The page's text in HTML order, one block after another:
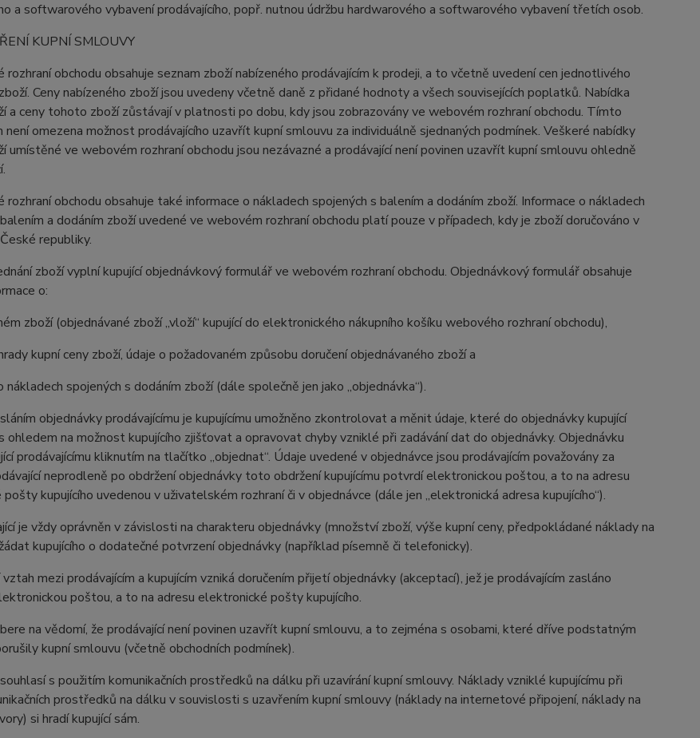
a softwarového vybavení prodávajícího, popř. nutnou údržbu hardwarového a softwarového vybavení třetích osob.
KUPNÍ SMLOUVY
rozhraní obchodu obsahuje seznam zboží nabízeného prodávajícím k prodeji, a to včetně uvedení cen jednotlivého
Ceny nabízeného zboží jsou uvedeny včetně daně z přidané hodnoty a všech souvisejících poplatků. Nabídka
a ceny tohoto zboží zůstávají v platnosti po dobu, kdy jsou zobrazovány ve webovém rozhraní obchodu. Tímto
není omezena možnost prodávajícího uzavřít kupní smlouvu za individuálně sjednaných podmínek. Veškeré nabídky
umístěné ve webovém rozhraní obchodu jsou nezávazné a prodávající není povinen uzavřít kupní smlouvu ohledně
rozhraní obchodu obsahuje také informace o nákladech spojených s balením a dodáním zboží. Informace o nákladech
a dodáním zboží uvedené ve webovém rozhraní obchodu platí pouze v případech, kdy je zboží doručováno v
republiky.
zboží vyplní kupující objednávkový formulář ve webovém rozhraní obchodu. Objednávkový formulář obsahuje
o:
zboží (objednávané zboží „vloží“ kupující do elektronického nákupního košíku webového rozhraní obchodu),
kupní ceny zboží, údaje o požadovaném způsobu doručení objednávaného zboží a
nákladech spojených s dodáním zboží (dále společně jen jako „objednávka“).
objednávky prodávajícímu je kupujícímu umožněno zkontrolovat a měnit údaje, které do objednávky kupující
ohledem na možnost kupujícího zjišťovat a opravovat chyby vzniklé při zadávání dat do objednávky. Objednávku
prodávajícímu kliknutím na tlačítko „objednat“. Údaje uvedené v objednávce jsou prodávajícím považovány za
neprodleně po obdržení objednávky toto obdržení kupujícímu potvrdí elektronickou poštou, a to na adresu
kupujícího uvedenou v uživatelském rozhraní či v objednávce (dále jen „elektronická adresa kupujícího“).
je vždy oprávněn v závislosti na charakteru objednávky (množství zboží, výše kupní ceny, předpokládané náklady na
kupujícího o dodatečné potvrzení objednávky (například písemně či telefonicky).
mezi prodávajícím a kupujícím vzniká doručením přijetí objednávky (akceptací), jež je prodávajícím zasláno
poštou, a to na adresu elektronické pošty kupujícího.
na vědomí, že prodávající není povinen uzavřít kupní smlouvu, a to zejména s osobami, které dříve podstatným
kupní smlouvu (včetně obchodních podmínek).
s použitím komunikačních prostředků na dálku při uzavírání kupní smlouvy. Náklady vzniklé kupujícímu při
prostředků na dálku v souvislosti s uzavřením kupní smlouvy (náklady na internetové připojení, náklady na
si hradí kupující sám.